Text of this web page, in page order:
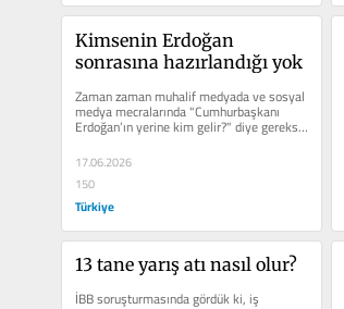
Kimsenin Erdoğan
sonrasına hazırlandığı yok
Zaman zaman muhalif medyada ve sosyal
medya mecralarında "Cumhurbaşkanı
Erdoğan’ın yerine kim gelir?" diye gereksiz
bir tartışma...
17.06.2026
150
Türkiye
13 tane yarış atı nasıl olur?
İBB soruşturmasında gördük ki, iş